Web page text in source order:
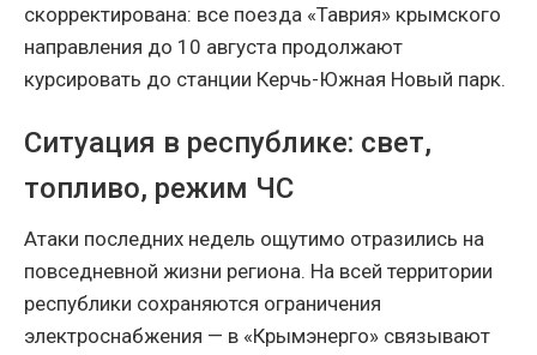
скорректирована: все поезда «Таврия» крымского
направления до 10 августа продолжают
курсировать до станции Керчь-Южная Новый парк.
Ситуация в республике: свет,
топливо, режим ЧС
Атаки последних недель ощутимо отразились на
повседневной жизни региона. На всей территории
республики сохраняются ограничения
электроснабжения — в «Крымэнерго» связывают